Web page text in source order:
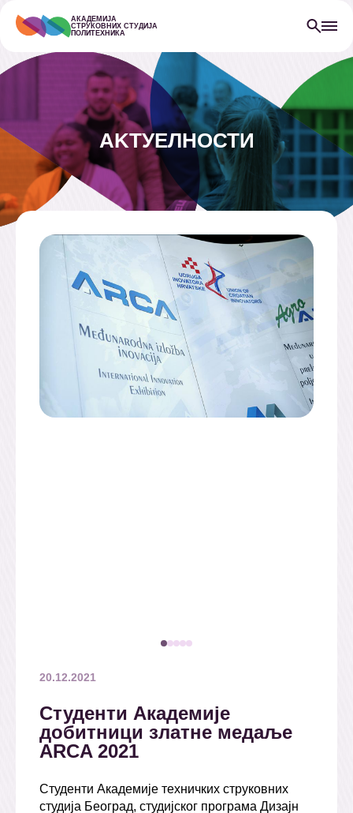
АКАДЕМИЈА
СТРУКОВНИХ СТУДИЈА
ПОЛИТЕХНИКА
АKТУЕЛНОСТИ
20.12.2021
Студенти Академије
добитници златне медаље
ARCA 2021
Студенти Академије техничких струковних
студија Београд, студијског програма Дизајн